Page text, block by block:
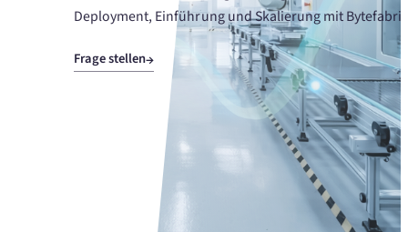
Deployment, Einführung und Skalierung mit
Frage stellen